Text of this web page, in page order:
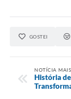
GOSTEI
NOTÍCIA
História